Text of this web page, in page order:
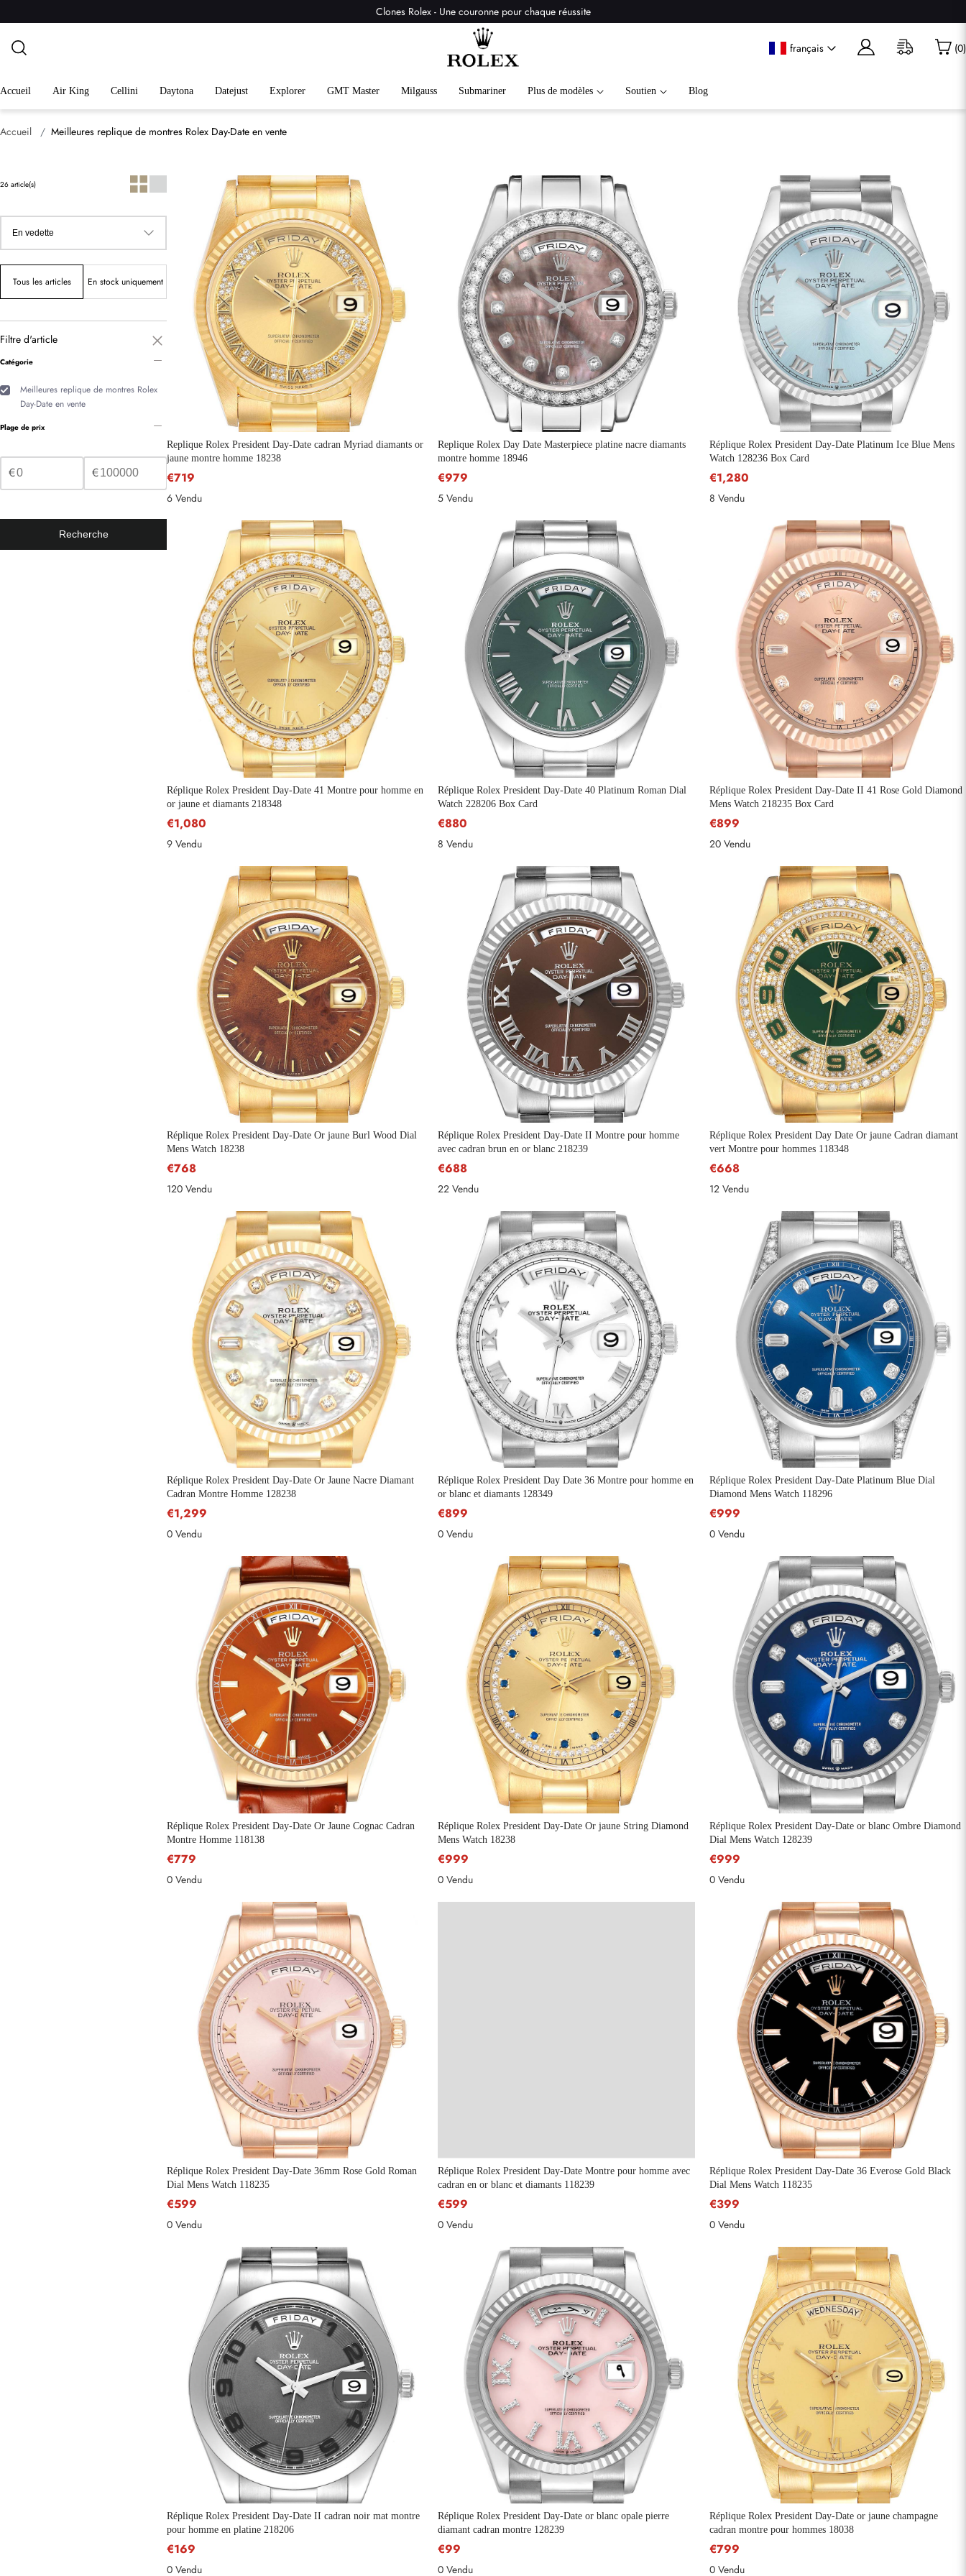
Clones Rolex - Une couronne pour chaque réussite
français (0)
Accueil Air King Cellini Daytona Datejust Explorer GMT Master Milgauss Submariner Plus de modèles Soutien Blog
Accueil Meilleures replique de montres Rolex Day-Date en vente
26 article(s)
Tous les articles En stock uniquement
Filtre d'article
Catégorie
Meilleures replique de montres Rolex
Day-Date en vente
Plage de prix
€ €
Recherche
Replique Rolex President Day-Date cadran Myriad diamants or
jaune montre homme 18238
€719
6 Vendu
Replique Rolex Day Date Masterpiece platine nacre diamants
montre homme 18946
€979
5 Vendu
Réplique Rolex President Day-Date Platinum Ice Blue Mens
Watch 128236 Box Card
€1,280
8 Vendu
Réplique Rolex President Day-Date 41 Montre pour homme en
or jaune et diamants 218348
€1,080
9 Vendu
Réplique Rolex President Day-Date 40 Platinum Roman Dial
Watch 228206 Box Card
€880
8 Vendu
Réplique Rolex President Day-Date II 41 Rose Gold Diamond
Mens Watch 218235 Box Card
€899
20 Vendu
Réplique Rolex President Day-Date Or jaune Burl Wood Dial
Mens Watch 18238
€768
120 Vendu
Réplique Rolex President Day-Date II Montre pour homme
avec cadran brun en or blanc 218239
€688
22 Vendu
Réplique Rolex President Day Date Or jaune Cadran diamant
vert Montre pour hommes 118348
€668
12 Vendu
Réplique Rolex President Day-Date Or Jaune Nacre Diamant
Cadran Montre Homme 128238
€1,299
0 Vendu
Réplique Rolex President Day Date 36 Montre pour homme en
or blanc et diamants 128349
€899
0 Vendu
Réplique Rolex President Day-Date Platinum Blue Dial
Diamond Mens Watch 118296
€999
0 Vendu
Réplique Rolex President Day-Date Or Jaune Cognac Cadran
Montre Homme 118138
€779
0 Vendu
Réplique Rolex President Day-Date Or jaune String Diamond
Mens Watch 18238
€999
0 Vendu
Réplique Rolex President Day-Date or blanc Ombre Diamond
Dial Mens Watch 128239
€999
0 Vendu
Réplique Rolex President Day-Date 36mm Rose Gold Roman
Dial Mens Watch 118235
€599
0 Vendu
Réplique Rolex President Day-Date Montre pour homme avec
cadran en or blanc et diamants 118239
€599
0 Vendu
Réplique Rolex President Day-Date 36 Everose Gold Black
Dial Mens Watch 118235
€399
0 Vendu
Réplique Rolex President Day-Date II cadran noir mat montre
pour homme en platine 218206
€169
0 Vendu
Réplique Rolex President Day-Date or blanc opale pierre
diamant cadran montre 128239
€99
0 Vendu
Réplique Rolex President Day-Date or jaune champagne
cadran montre pour hommes 18038
€799
0 Vendu
Nom
Adresse e-mail
Message
Envoyer
S'abonner